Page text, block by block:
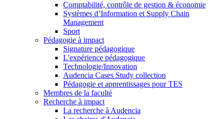
Comptabilité, contrôle de gestion & économie
Systèmes d’Information et Supply Chain
Management
Sport
Pédagogie à impact
Signature pédagogique
L'expérience pédagogique
Technologie/Innovation
Audencia Cases Study collection
Pédagogie et apprentissages pour TES
Membres de la faculté
Recherche à impact
La recherche à Audencia